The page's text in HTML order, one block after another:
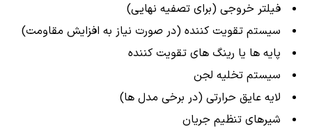
فیلتر خروجی (برای تصفیه نهایی)
سیستم تقویت کننده (در صورت نیاز به افزایش مقاومت)
پایه ها یا رینگ های تقویت کننده
سیستم تخلیه لجن
لایه عایق حرارتی (در برخی مدل ها)
شیرهای تنظیم جریان